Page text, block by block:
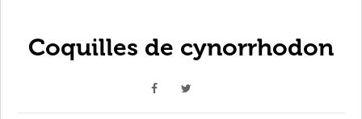
Coquilles de cynorrhodon